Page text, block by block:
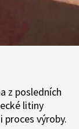
z posledních
litiny
výroby.